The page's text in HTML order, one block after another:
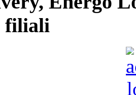
filiali